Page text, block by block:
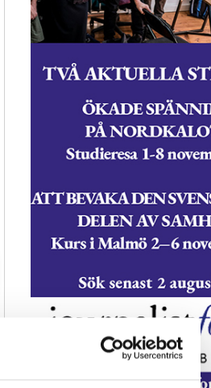
Pressekreterare till Sidas